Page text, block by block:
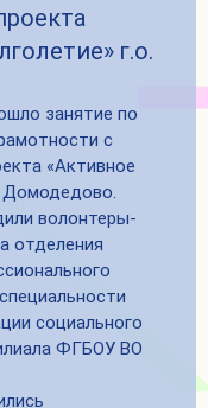
г.о.
занятие по
с
«Активное
Домодедово.
волонтеры-
отделения
социального
ФГБОУ ВО